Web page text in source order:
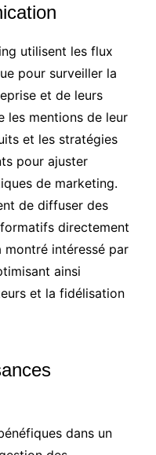
utilisent les flux
pour surveiller la
et de leurs
les mentions de leur
et les stratégies
pour ajuster
de marketing.
de diffuser des
directement
montré intéressé par
ainsi
et la fidélisation
dans un